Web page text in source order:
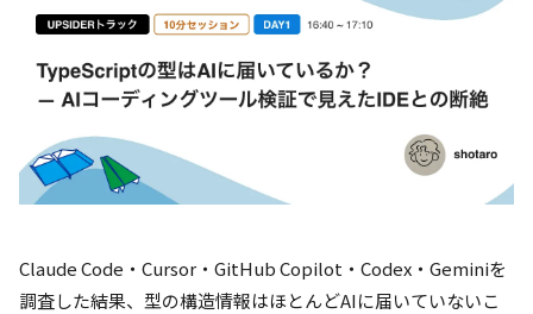
Claude Code・Cursor・GitHub Copilot・Codex・Geminiを
調査した結果、型の構造情報はほとんどAIに届いていないこ